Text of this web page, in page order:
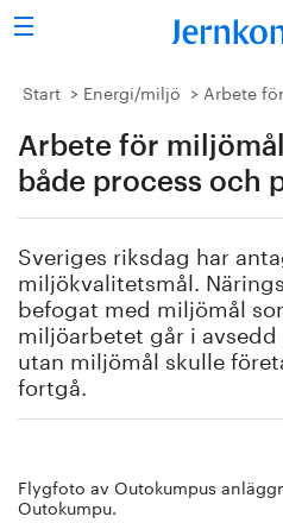
Sök
Stålindustrin
Vision 2050
Energi/miljö
Vi tycker
Publicerat
Om oss
Start Energi/miljö Arbete
Arbete för
både process och
Sveriges riksdag har
miljökvalitetsmål.
befogat med miljömål
miljöarbetet går i
utan miljömål skulle
fortgå.
Flygfoto av Outokumpus
Outokumpu.